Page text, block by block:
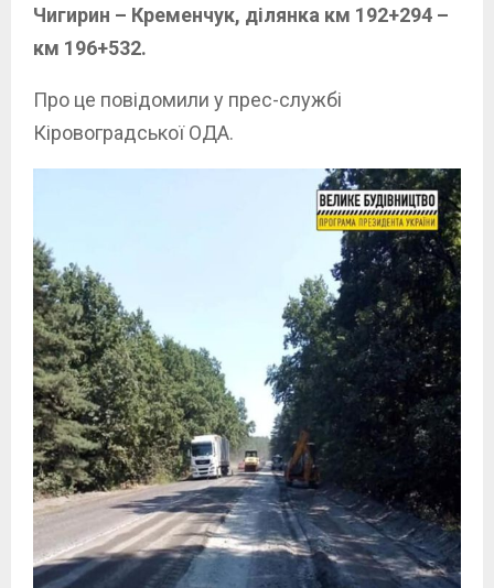
Чигирин – Кременчук, ділянка км 192+294 –
км 196+532.
Про це повідомили у прес-службі
Кіровоградської ОДА.